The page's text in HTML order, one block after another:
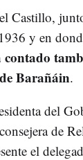
Castillo,
y en
contado
Barañáin.
del
de
el